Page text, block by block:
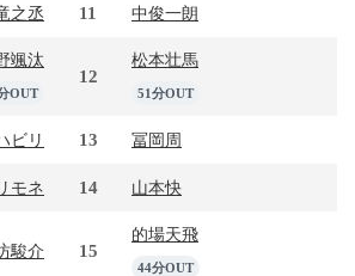
之丞 11 中俊一朗
颯汰
OUT
12
松本壮馬
51分OUT
ビリ 13 冨岡周
モネ 14 山本快
駿介 15
的場天飛
44分OUT